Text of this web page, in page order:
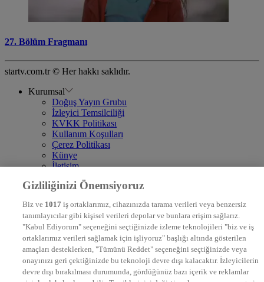
27. Bölüm Fragmanı
startv.com.tr © Her hakkı saklıdır.
Kurumsal
Doğuş Yayın Grubu
İzleyici Temsilciliği
KVKK Politikası
Kullanım Koşulları
Çerez Politikası
Künye
İletişim
DYG Televizyonlar
STAR
EURO STAR
KRAL POP TV
DYG Radyolar
NTV RADYO
KRAL FM
KRAL POP
Gizliliğinizi Önemsiyoruz
Biz ve 1017 iş ortaklarımız, cihazınızda tarama verileri veya benzersiz
tanımlayıcılar gibi kişisel verileri depolar ve bunlara erişim sağlarız.
"Kabul Ediyorum" seçeneğini seçtiğinizde izleme teknolojileri "biz ve iş
ortaklarımız verileri sağlamak için işliyoruz" başlığı altında gösterilen
amaçları desteklerken, "Tümünü Reddet" seçeneğini seçtiğinizde veya
onayınızı geri çektiğinizde bu teknoloji devre dışı kalacaktır. İzleyicilerin
devre dışı bırakılması durumunda, gördüğünüz bazı içerik ve reklamlar